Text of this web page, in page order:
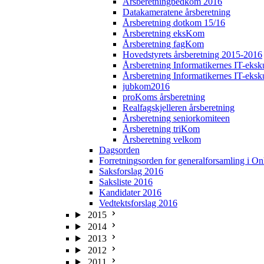
Datakameratene årsberetning
Årsberetning dotkom 15/16
Årsberetning eksKom
Årsberetning fagKom
Hovedstyrets årsberetning 2015-2016
Årsberetning Informatikernes IT-
Årsberetning Informatikernes IT-
jubkom2016
proKoms årsberetning
Realfagskjelleren årsberetning
Årsberetning seniorkomiteen
Årsberetning triKom
Årsberetning velkom
Dagsorden
Forretningsorden for generalforsamling i
Saksforslag 2016
Saksliste 2016
Kandidater 2016
Vedtektsforslag 2016
2015
2014
2013
2012
2011